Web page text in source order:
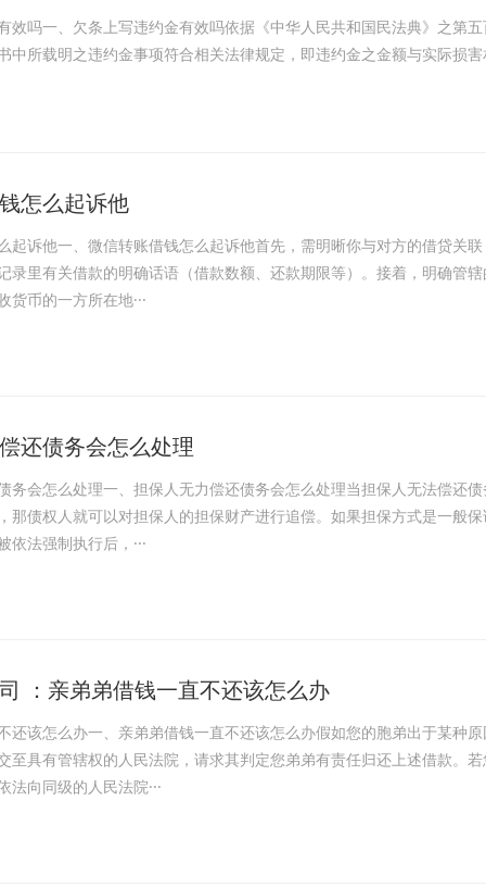
效吗一、欠条上写违约金有效吗依据《中华人民共和国民法典》之第
中所载明之违约金事项符合相关法律规定，即违约金之金额与实际损
怎么起诉他
起诉他一、微信转账借钱怎么起诉他首先，需明晰你与对方的借贷关
录里有关借款的明确话语（借款数额、还款期限等）。接着，明确管
货币的一方所在地···
还债务会怎么处理
务会怎么处理一、担保人无力偿还债务会怎么处理当担保人无法偿还
那债权人就可以对担保人的担保财产进行追偿。如果担保方式是一般
依法强制执行后，···
：亲弟弟借钱一直不还该怎么办
还该怎么办一、亲弟弟借钱一直不还该怎么办假如您的胞弟出于某种
至具有管辖权的人民法院，请求其判定您弟弟有责任归还上述借款。
法向同级的人民法院···